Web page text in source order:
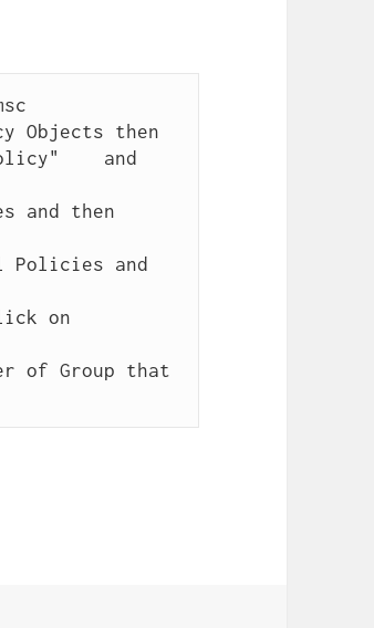
Objects then
and
and then
Policies and
on
of Group that